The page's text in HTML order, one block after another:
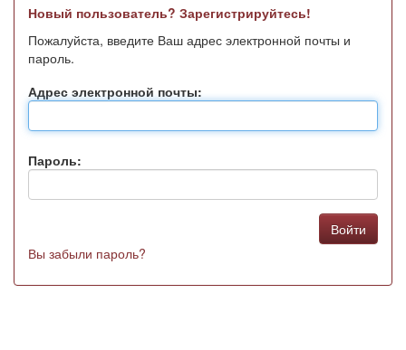
Новый пользователь? Зарегистрируйтесь!
Пожалуйста, введите Ваш адрес электронной почты и
пароль.
Адрес электронной почты:
Пароль:
Вы забыли пароль?